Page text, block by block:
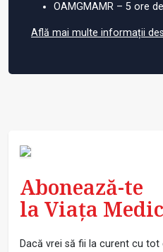
OAMGMAMR – 5 ore
Află mai multe informații
Abonează-te
la Viața
Dacă vrei să fii la curent cu